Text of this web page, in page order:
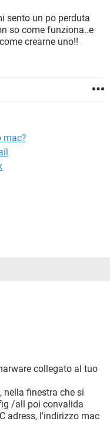
10
sento un po perduta
so come funziona..e
crearne uno!!
mac?
collegato al tuo
nella finestra che si
/all poi convalida
adress, l'indirizzo mac